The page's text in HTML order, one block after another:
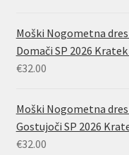
Moški Nogometna
Domači SP 2026
€32.00
Moški Nogometna
Gostujoči SP 2026
€32.00